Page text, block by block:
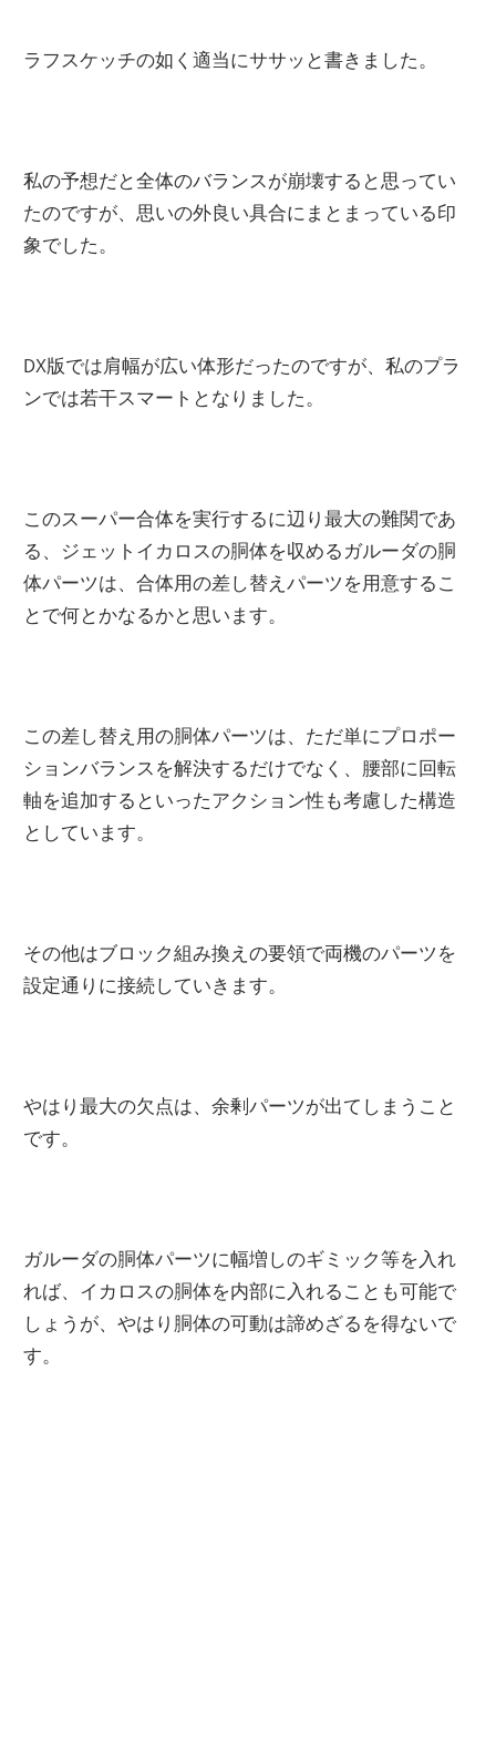
ラフスケッチの如く適当にササッと書きました。
私の予想だと全体のバランスが崩壊すると思ってい
たのですが、思いの外良い具合にまとまっている印
象でした。
DX版では肩幅が広い体形だったのですが、私のプラ
ンでは若干スマートとなりました。
このスーパー合体を実行するに辺り最大の難関であ
る、ジェットイカロスの胴体を収めるガルーダの胴
体パーツは、合体用の差し替えパーツを用意するこ
とで何とかなるかと思います。
この差し替え用の胴体パーツは、ただ単にプロポー
ションバランスを解決するだけでなく、腰部に回転
軸を追加するといったアクション性も考慮した構造
としています。
その他はブロック組み換えの要領で両機のパーツを
設定通りに接続していきます。
やはり最大の欠点は、余剰パーツが出てしまうこと
です。
ガルーダの胴体パーツに幅増しのギミック等を入れ
れば、イカロスの胴体を内部に入れることも可能で
しょうが、やはり胴体の可動は諦めざるを得ないで
す。